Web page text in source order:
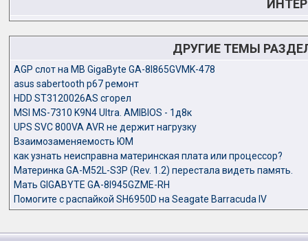
ДРУГИЕ ТЕМЫ
AGP слот на MB GigaByte GA-8I865GVMK-478
asus sabertooth p67 ремонт
HDD ST3120026AS сгорел
MSI MS-7310 K9N4 Ultra. AMIBIOS - 1д8к
UPS SVC 800VA AVR не держит нагрузку
Взаимозаменяемость ЮМ
как узнать неисправна материнская плата или процессор?
Материнка GA-M52L-S3P (Rev. 1.2) перестала видеть память.
Мать GIGABYTE GA-8I945GZME-RH
Помогите с распайкой SH6950D на Seagate Barracuda IV